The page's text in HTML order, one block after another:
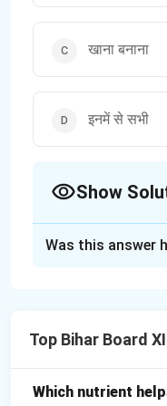
खाना बनाना
इनमें से सभी
Show
कीटाणुओं से युक्त हो
में संदूषित जल का
Was this answer
Top Bihar Board
Which nutrient